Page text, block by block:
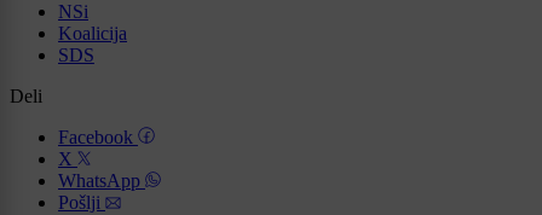
NSi
Koalicija
SDS
Deli
Facebook
X
WhatsApp
Pošlji